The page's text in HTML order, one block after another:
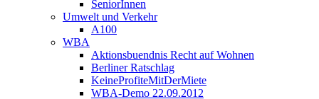
SeniorInnen
Umwelt und Verkehr
A100
WBA
Aktionsbuendnis Recht auf Wohnen
Berliner Ratschlag
KeineProfiteMitDerMiete
WBA-Demo 22.09.2012